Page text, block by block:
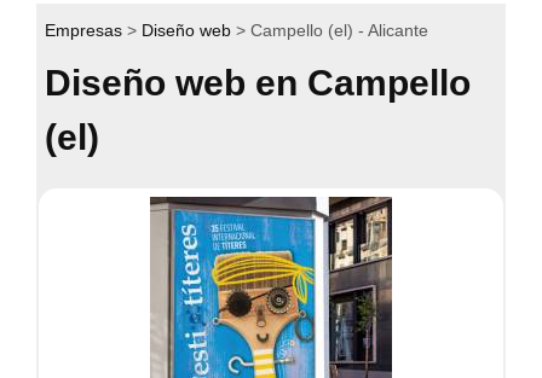
Empresas Diseño web Campello (el) - Alicante
Diseño web en Campello
(el)